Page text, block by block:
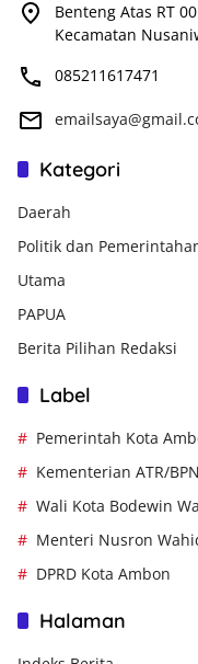
Benteng Atas RT
Kecamatan
085211617471
Kategori
Daerah
Politik dan
Utama
PAPUA
Berita Pilihan Redaksi
Label
Pemerintah Kota
Kementerian ATR/BPN
Wali Kota Bodewin
Menteri Nusron
DPRD Kota Ambon
Halaman